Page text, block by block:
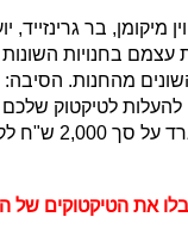
מיקומן, בר גרינזייד,
עצמם בחנויות
מהחנות.
להעלות לטיקטוק
ברשת (
את הטיקטוקים של